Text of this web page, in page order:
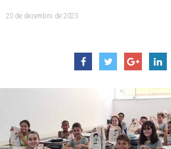
20 de dezembro de 2023